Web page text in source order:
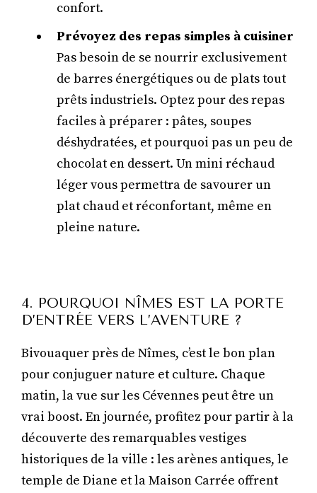
confort.
Prévoyez des repas simples à cuisiner
Pas besoin de se nourrir exclusivement
de barres énergétiques ou de plats tout
prêts industriels. Optez pour des repas
faciles à préparer : pâtes, soupes
déshydratées, et pourquoi pas un peu de
chocolat en dessert. Un mini réchaud
léger vous permettra de savourer un
plat chaud et réconfortant, même en
pleine nature.
4. POURQUOI NÎMES EST LA PORTE
D’ENTRÉE VERS L’AVENTURE ?
Bivouaquer près de Nîmes, c’est le bon plan
pour conjuguer nature et culture. Chaque
matin, la vue sur les Cévennes peut être un
vrai boost. En journée, profitez pour partir à la
découverte des remarquables vestiges
historiques de la ville : les arènes antiques, le
temple de Diane et la Maison Carrée offrent